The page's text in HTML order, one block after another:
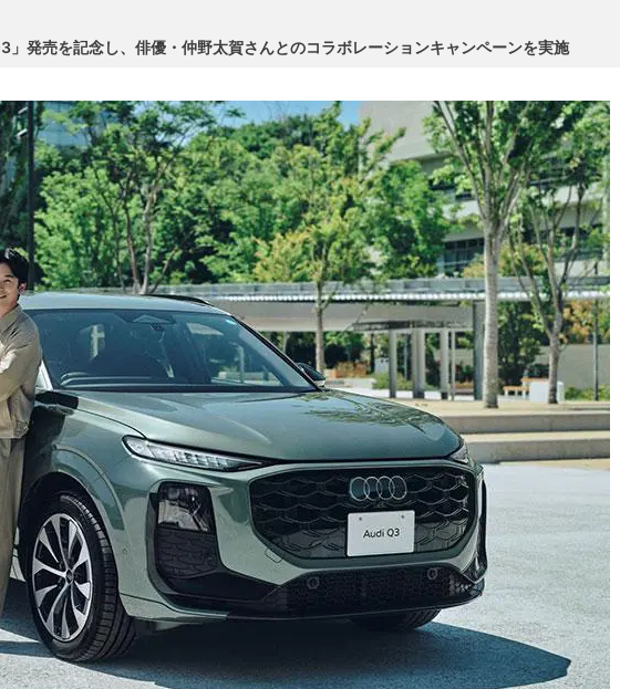
」発売を記念し、俳優・仲野太賀さんとのコラボレーションキャンペーンを実施